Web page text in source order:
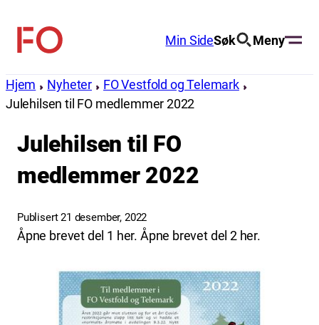
innhold
FO
Min SideSøk Meny
Hjem Nyheter
FO Vestfold og Telemark
Julehilsen til FO medlemmer 2022
Julehilsen til FO
medlemmer 2022
Publisert 21 desember, 2022
Åpne brevet del 1 her. Åpne brevet del 2 her.